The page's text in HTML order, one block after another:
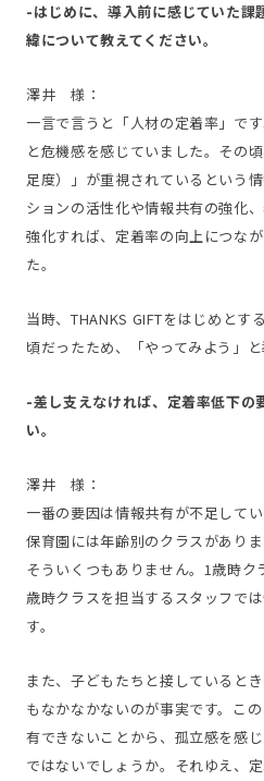
-はじめに、導入前に感じていた
緯について教えてください。
澤井 様：
一言で言うと「人材の定着率」で
と危機感を感じていました。その
足度）」が重視されているという
ションの活性化や情報共有の強化
強化すれば、定着率の向上につな
た。
当時、THANKS GIFTをはじめとす
頃だったため、「やってみよう」
-差し支えなければ、定着率低下の
い。
澤井 様：
一番の要因は情報共有が不足してい
保育園には年齢別のクラスがあり
そういくつもありません。1歳時ク
歳時クラスを担当するスタッフで
す。
また、子どもたちと接していると
もなかなかないのが事実です。こ
有できないことから、孤立感を感
ではないでしょうか。それゆえ、